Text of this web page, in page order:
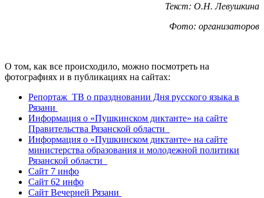
Текст: О.Н. Левушкина
Фото: организаторов
О том, как все происходило, можно посмотреть на
фотографиях и в публикациях на сайтах:
Репортаж ТВ о праздновании Дня русского языка в
Рязани
Информация о «Пушкинском диктанте» на сайте
Правительства Рязанской области
Информация о «Пушкинском диктанте» на сайте
министерства образования и молодежной политики
Рязанской области
Сайт 7 инфо
Сайт 62 инфо
Сайт Вечерней Рязани